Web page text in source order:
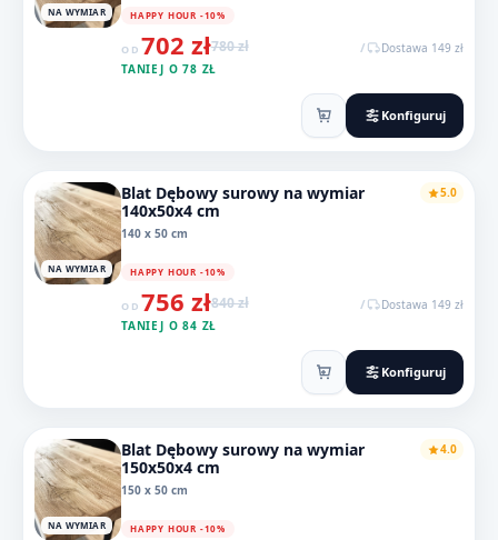
NA WYMIAR HAPPY HOUR -10%
OD 702 zł780 zł /
Dostawa 149 zł
TANIEJ O 78 ZŁ
Konfiguruj
NA WYMIAR
5.0
Blat Dębowy surowy na wymiar
140x50x4 cm
140 x 50 cm
HAPPY HOUR -10%
OD 756 zł840 zł /
Dostawa 149 zł
TANIEJ O 84 ZŁ
Konfiguruj
NA WYMIAR
4.0
Blat Dębowy surowy na wymiar
150x50x4 cm
150 x 50 cm
HAPPY HOUR -10%